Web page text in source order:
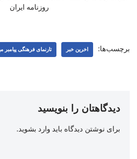
روزنامه ایران
برچسب‌ها: اخرین خبر تارنمای فرهنگی
دیدگاهتان را بنویسید
برای نوشتن دیدگاه باید وارد بشوید.